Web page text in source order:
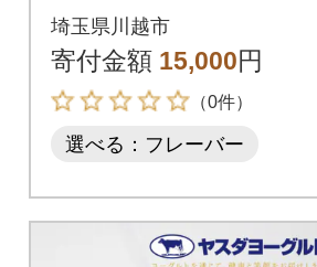
トロベリー風味(リニ
ューアル)
埼玉県川越市
寄付金額 15,000円
（0件）
選べる：フレーバー